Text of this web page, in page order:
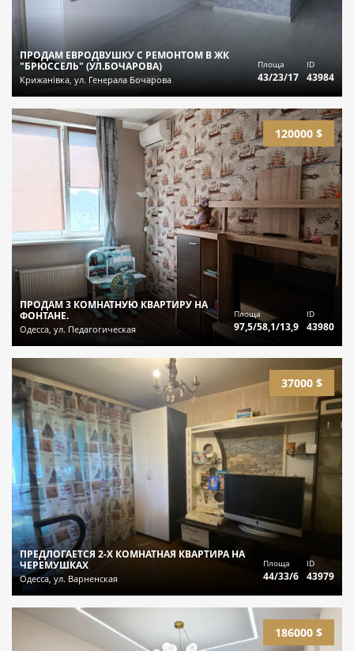
ПРОДАМ ЕВРОДВУШКУ С РЕМОНТОМ В ЖК
"БРЮССЕЛЬ" (УЛ.БОЧАРОВА)
Крижанівка, ул. Генерала Бочарова
Площа
43/23/17
ID
43984
120000 $
ПРОДАМ 3 КОМНАТНУЮ КВАРТИРУ НА
ФОНТАНЕ.
Одесса, ул. Педагогическая
Площа
97,5/58,1/13,9
ID
43980
37000 $
ПРЕДЛОГАЕТСЯ 2-Х КОМНАТНАЯ КВАРТИРА НА
ЧЕРЕМУШКАХ
Одесса, ул. Варненская
Площа
44/33/6
ID
43979
186000 $